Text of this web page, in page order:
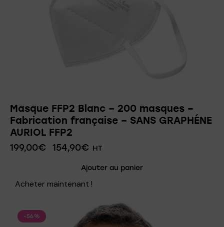
Masque FFP2 Blanc – 200 masques –
Fabrication française – SANS GRAPHÉNE
AURIOL FFP2
199,00€ 154,90€ HT
Ajouter au panier
Acheter maintenant !
-56%